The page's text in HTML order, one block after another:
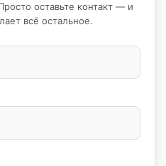
оставьте контакт — и
всё остальное.